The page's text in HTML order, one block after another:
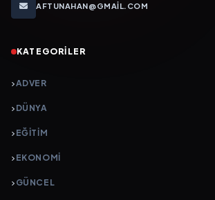
AFTUNAHAN@GMAIL.COM
KATEGORILER
ADVER
DÜNYA
EĞİTİM
EKONOMİ
GÜNCEL